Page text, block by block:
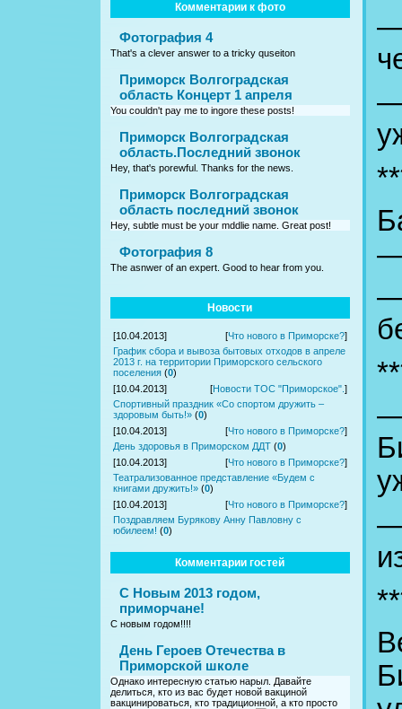
Комментарии к фото
Фотография 4
That's a clever answer to a tricky quseiton
Приморск Волгоградская
область Концерт 1 апреля
You couldn't pay me to ingore these posts!
Приморск Волгоградская
область.Последний звонок
Hey, that's porewful. Thanks for the news.
Приморск Волгоградская
область последний звонок
Hey, subtle must be your mddlie name. Great post!
Фотография 8
The asnwer of an expert. Good to hear from you.
Новости
[10.04.2013] [Что нового в Приморске?]
График сбора и вывоза бытовых отходов в апреле
2013 г. на территории Приморского сельского
поселения (0)
[10.04.2013]
[Новости ТОС "Приморское". ]
Спортивный праздник «Со спортом дружить –
здоровым быть!» (0)
[10.04.2013]
[Что нового в Приморске?]
День здоровья в Приморском ДДТ (0)
[10.04.2013]
[Что нового в Приморске?]
Театрализованное представление «Будем с
книгами дружить!» (0)
[10.04.2013]
[Что нового в Приморске?]
Поздравляем Бурякову Анну Павловну с
юбилеем! (0)
Комментарии гостей
С Новым 2013 годом,
приморчане!
С новым годом!!!!
День Героев Отечества в
Приморской школе
Однако интересную статью нарыл. Давайте
делиться, кто из вас будет новой вакциной
вакцинироваться, кто традиционной, а кто просто
—
—
—
—
—
—